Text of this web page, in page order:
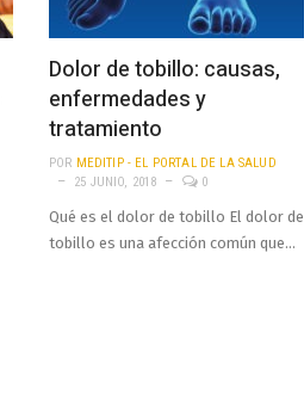
Dolor de tobillo: causas,
enfermedades y
tratamiento
POR MEDITIP - EL PORTAL DE LA SALUD
25 JUNIO, 2018
0
Qué es el dolor de tobillo El dolor de
tobillo es una afección común que…